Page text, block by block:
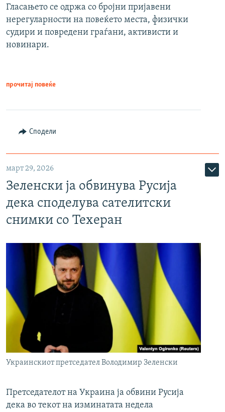
Гласањето се одржа со бројни пријавени
нерегуларности на повеќето места, физички
судири и повредени граѓани, активисти и
новинари.
прочитај повеќе
Сподели
март 29, 2026
Зеленски ја обвинува Русија
дека споделува сателитски
снимки со Техеран
Украинскиот претседател Володимир Зеленски
Претседателот на Украина ја обвини Русија
дека во текот на изминатата недела